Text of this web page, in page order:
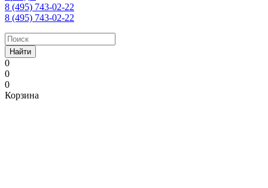
8 (495) 743-02-22
8 (495) 743-02-22
Найти
0
0
0
Корзина